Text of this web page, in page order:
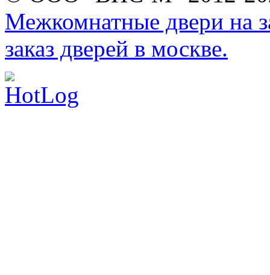
Межкомнатные двери на
заказ дверей в москве.